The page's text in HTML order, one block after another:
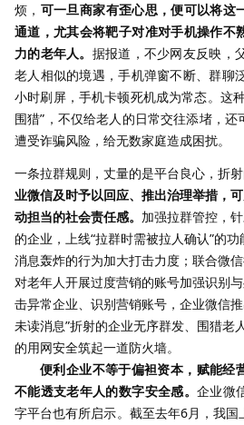
烦， 可一旦商家有歪心思，便可以将这
通道，尤其会将靶子对准对手机操作不
力的老年人。 据报道，不少网友反映，
老人相似的境遇，手机弹窗不断、群聊
小时刷屏，手机卡顿死机成为常态。这
围猎”，不仅给老人的日常交往添堵，还
遭受诈骗风险，给无数家庭造成困扰。
一条拉群规则，丈量的是平台良心，折射
业微信及时予以回应、推出治理举措，
动担当的社会责任感。 加强拉群管控，
的企业，上线“拉群时需被拉人确认”的功
消息轰炸的行为加大打击力度；联合微
对老年人开展过度营销的账号加强识别
击异常企业、识别营销账号，企业微信
未读消息”折射的企业无序群发、围猎老
的用网安全筑起一道防火墙。
便利企业不等于偏袒资本，赋能经
不能透支老年人的数字安全感。 企业微
字平台也有所启示。截至去年6月，我国